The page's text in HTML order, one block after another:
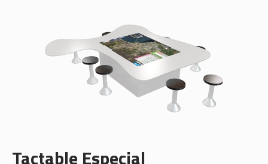
Tactable Especial